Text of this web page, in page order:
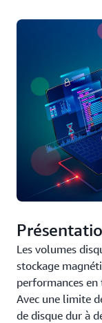
Les volumes
stockage
performances en
Avec une limite
de disque dur à